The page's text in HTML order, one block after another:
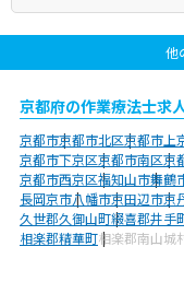
他
京都府の作業療法士求
京都市京都市北区京都市上
京都市下京区京都市南区京
京都市西京区福知山市舞鶴
長岡京市八幡市京田辺市京
久世郡久御山町綴喜郡井手
相楽郡精華町相楽郡南山城